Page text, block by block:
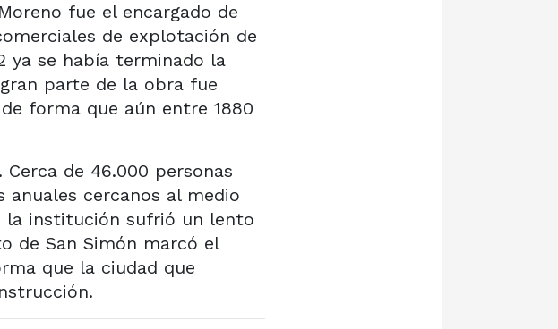
fue el encargado de
de explotación de
ya se había terminado la
parte de la obra fue
forma que aún entre 1880
de 46.000 personas
anuales cercanos al medio
la institución sufrió un lento
de San Simón marcó el
que la ciudad que